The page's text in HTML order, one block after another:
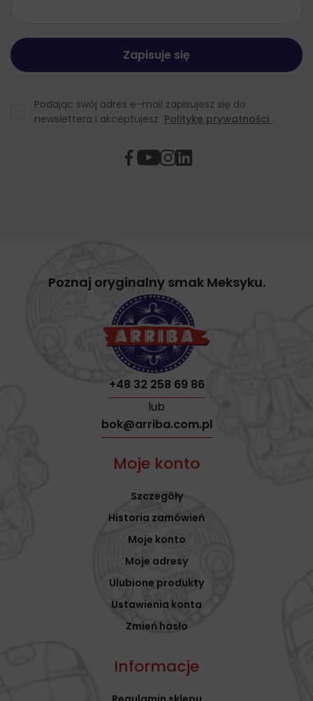
Podając swój adres e-mail zapisujesz się do
newslettera i akceptujesz Politykę prywatności .
Poznaj oryginalny smak Meksyku.
+48 32 258 69 86
lub
bok@arriba.com.pl
Moje konto
Szczegóły
Historia zamówień
Moje konto
Moje adresy
Ulubione produkty
Ustawienia konta
Zmień hasło
Informacje